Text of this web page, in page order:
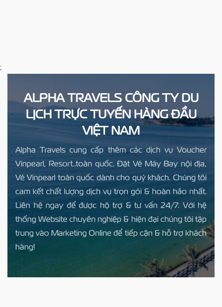
;
ALPHA TRAVELS CÔNG TY DU
LỊCH TRỰC TUYẾN HÀNG ĐẦU
VIỆT NAM
Alpha Travels cung cấp thêm các dịch vụ Voucher
Vinpearl, Resort..toàn quốc. Đặt Vé Máy Bay nội địa,
Vé Vinpearl toàn quốc dành cho quý khách. Chúng tôi
cam kết chất lượng dịch vụ trọn gói & hoàn hảo nhất.
Liên hệ ngay để được hộ trợ & tư vấn 24/7. Với hệ
thống Website chuyên nghiệp & hiện đại chúng tôi tập
trung vào Marketing Online để tiếp cận & hỗ trợ khách
hàng!